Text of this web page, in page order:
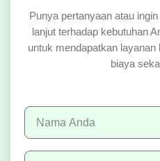
Punya pertanyaan atau
lanjut terhadap kebutuhan
untuk mendapatkan
biaya